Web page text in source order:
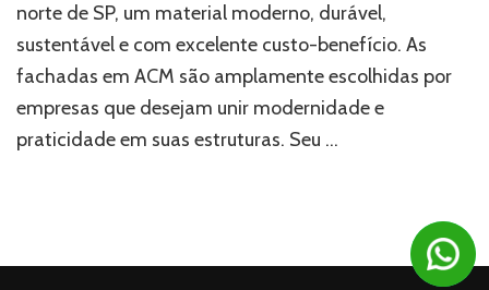
Zona
Norte:
vantagens
para
seu
norte de SP, um material moderno, durável,
sustentável e com excelente custo-benefício. As
fachadas em ACM são amplamente escolhidas por
empresas que desejam unir modernidade e
praticidade em suas estruturas. Seu …